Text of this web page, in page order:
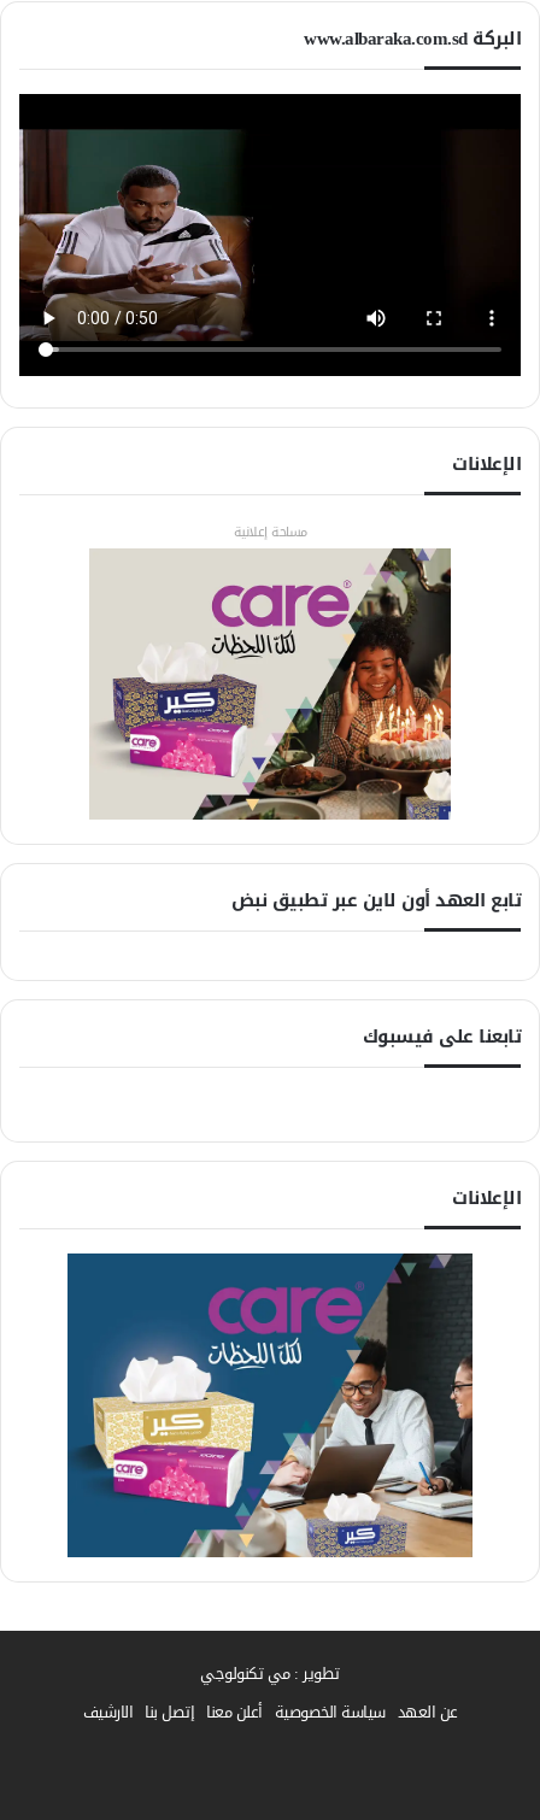
البركة www.albaraka.com.sd
الإعلانات
مساحة إعلانية
تابع العهد أون لاين عبر تطبيق نبض
تابعنا على فيسبوك
الإعلانات
تطوير : مي تكنولوجي
عن العهد سياسة الخصوصية أعلن معنا إتصل بنا الارشيف